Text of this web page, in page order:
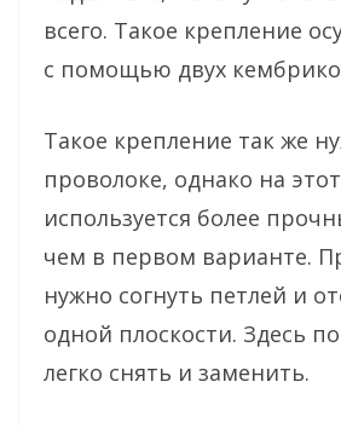
всего. Такое крепление
с помощью двух
Такое крепление так же
проволоке, однако на
используется более
чем в первом варианте.
нужно согнуть петлей и
одной плоскости. Здесь
легко снять и заменить.